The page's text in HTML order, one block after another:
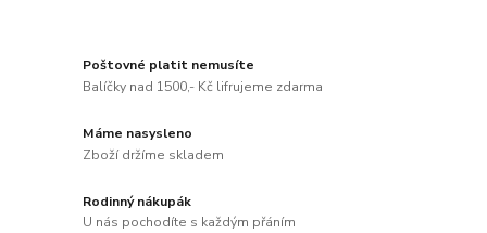
Poštovné platit nemusíte
Balíčky nad 1500,- Kč lifrujeme zdarma
Máme nasysleno
Zboží držíme skladem
Rodinný nákupák
U nás pochodíte s každým přáním